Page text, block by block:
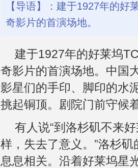
【导语】：建于1927年的好
奇影片的首演场地。
建于1927年的好莱坞
奇影片的首演场地。中国
影星们的手印、脚印的水
挑起铜顶。剧院门前守候
有人说“到洛杉矶不来
样，失去了意义。”洛杉
息息相关。沿着好莱坞星